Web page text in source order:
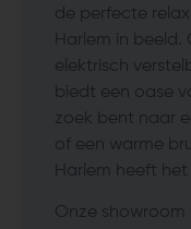
de perfecte
Harlem in beeld.
elektrisch
biedt een oase
zoek bent naar
of een warme
Harlem heeft het
Onze